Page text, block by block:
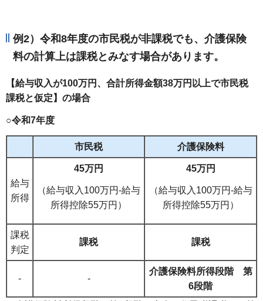
例2）令和8年度の市民税が非課税でも、介護保険
料の計算上は課税とみなす場合があります。
【給与収入が100万円、合計所得金額38万円以上で市民税
課税と仮定】の場合
○令和7年度
市民税 介護保険料
給与
所得
45万円
（給与収入100万円-給与
所得控除55万円）
45万円
（給与収入100万円-給与
所得控除55万円）
課税
判定
課税 課税
- -
介護保険料所得段階 第
6段階